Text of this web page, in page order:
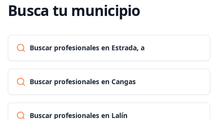
Busca tu municipio
Buscar profesionales en Estrada, a
Buscar profesionales en Cangas
Buscar profesionales en Lalín